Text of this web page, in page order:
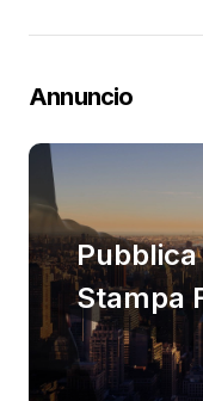
Annuncio
Stampa